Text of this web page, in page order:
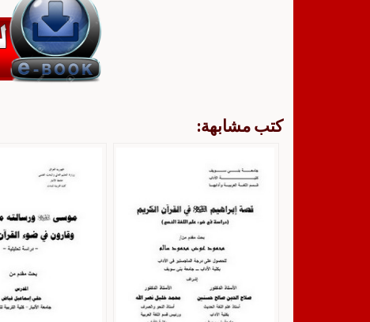
كتب مشابهة: